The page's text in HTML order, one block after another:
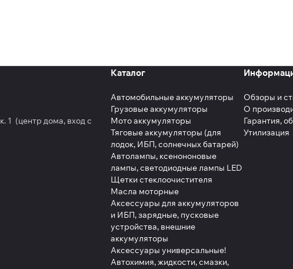
1 (центр дома, вход с
Каталог
Автомобильные аккумуляторы
Грузовые аккумуляторы
Мото аккумуляторы
Тяговые аккумуляторы (для
лодок, ИБП, солнечных батарей)
Автолампы, ксенононовые
лампы, светодиодные лампы LED
Щетки стеклоочистителя
Масла моторные
Аксессуары для аккумуляторов
и ИБП, зарядные, пусковые
устройства, внешние
аккумуляторы
Аксессуары универсальные!
Автохимия, жидкости, смазки,
Обзоры и
О
Гарантия,
Утилизация